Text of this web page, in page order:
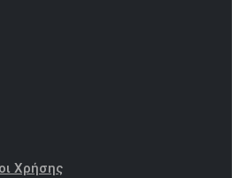
Χρήσης